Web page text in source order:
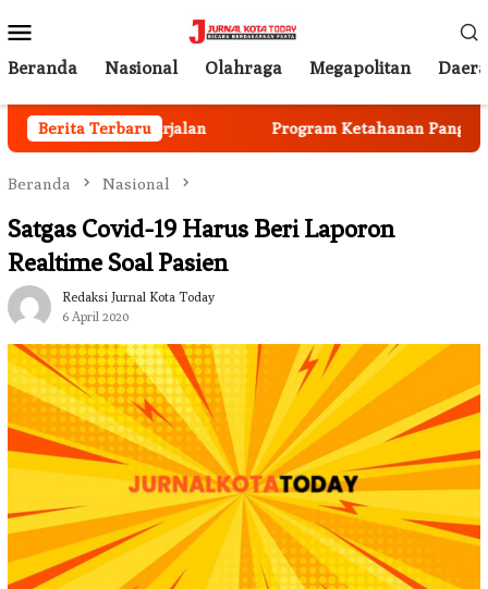
ke
kontenMobile
Beranda Nasional Olahraga Megapolitan
Berita Terbaru
Mulai Berjalan Program Ketahanan Pangan
Beranda Nasional
Satgas Covid-19 Harus Beri Laporon
Realtime Soal Pasien
Redaksi Jurnal Kota Today
6 April 2020